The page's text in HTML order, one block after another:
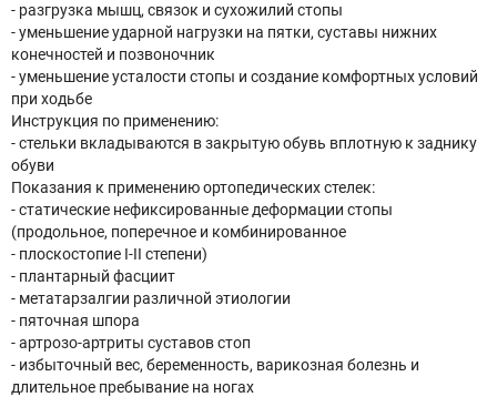
- разгрузка мышц, связок и сухожилий стопы
- уменьшение ударной нагрузки на пятки, суставы нижних
конечностей и позвоночник
- уменьшение усталости стопы и создание комфортных условий
при ходьбе
Инструкция по применению:
- стельки вкладываются в закрытую обувь вплотную к заднику
обуви
Показания к применению ортопедических стелек:
- статические нефиксированные деформации стопы
(продольное, поперечное и комбинированное
- плоскостопие I-II степени)
- плантарный фасциит
- метатарзалгии различной этиологии
- пяточная шпора
- артрозо-артриты суставов стоп
- избыточный вес, беременность, варикозная болезнь и
длительное пребывание на ногах